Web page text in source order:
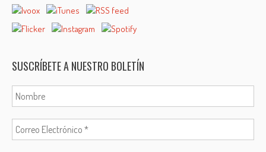
SUSCRÍBETE A NUESTRO BOLETÍN